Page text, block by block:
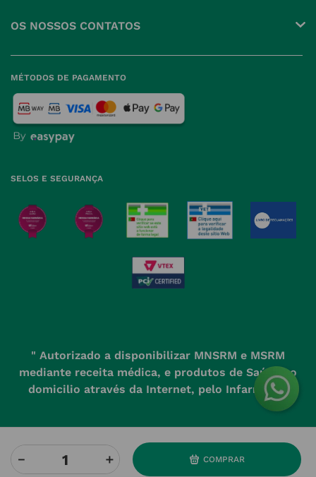
＋
－ COMPRAR
Política de Privacidade
Política de Cookies
Política de Devoluções
OS NOSSOS CONTATOS
Farmácias perto de si
MÉTODOS DE PAGAMENTO
SELOS E SEGURANÇA
" Autorizado a disponibilizar MNSRM e MSRM
mediante receita médica, e produtos de Saúde ao
domicilio através da Internet, pelo Infarmed. "
Powered by Developed and evolved by